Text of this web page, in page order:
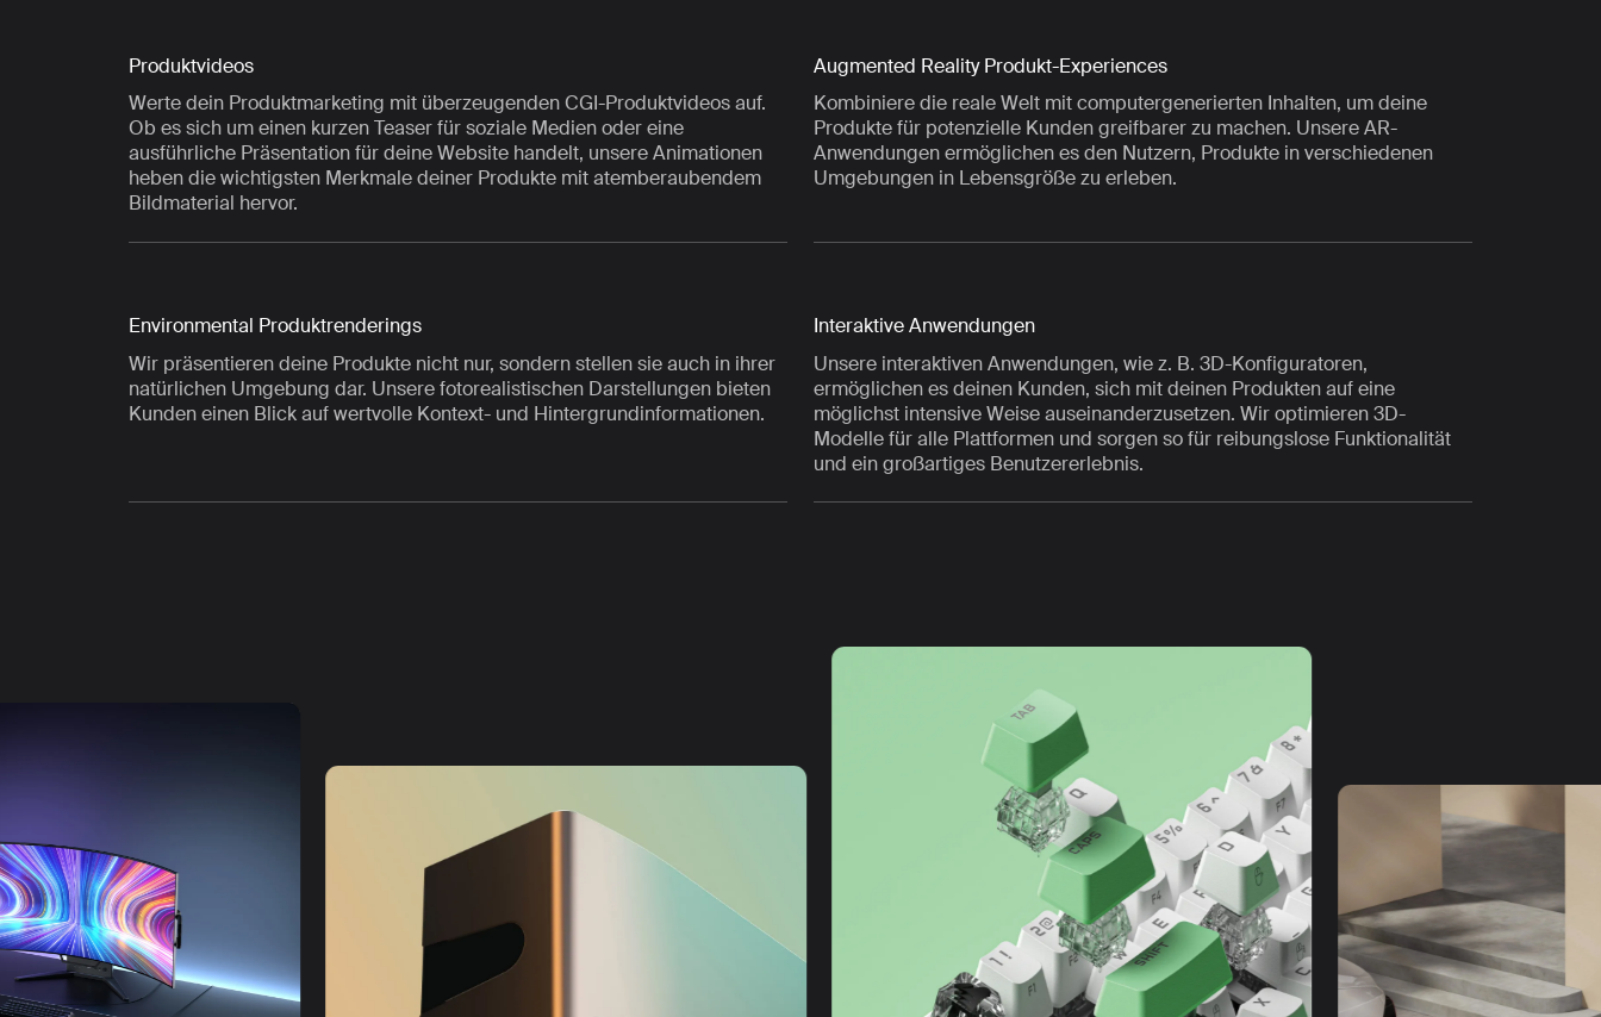
Produktvideos
Werte dein Produktmarketing mit überzeugenden CGI-Produktvideos auf.
Ob es sich um einen kurzen Teaser für soziale Medien oder eine
ausführliche Präsentation für deine Website handelt, unsere Animationen
heben die wichtigsten Merkmale deiner Produkte mit atemberaubendem
Bildmaterial hervor.
Augmented Reality Produkt-Experiences
Kombiniere die reale Welt mit computergenerierten Inhalten, um deine
Produkte für potenzielle Kunden greifbarer zu machen. Unsere AR-
Anwendungen ermöglichen es den Nutzern, Produkte in verschiedenen
Umgebungen in Lebensgröße zu erleben.
Environmental Produktrenderings
Wir präsentieren deine Produkte nicht nur, sondern stellen sie auch in ihrer
natürlichen Umgebung dar. Unsere fotorealistischen Darstellungen bieten
Kunden einen Blick auf wertvolle Kontext- und Hintergrundinformationen.
Interaktive Anwendungen
Unsere interaktiven Anwendungen, wie z. B. 3D-Konfiguratoren,
ermöglichen es deinen Kunden, sich mit deinen Produkten auf eine
möglichst intensive Weise auseinanderzusetzen. Wir optimieren 3D-
Modelle für alle Plattformen und sorgen so für reibungslose Funktionalität
und ein großartiges Benutzererlebnis.